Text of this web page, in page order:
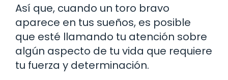
Así que, cuando un toro bravo
aparece en tus sueños, es posible
que esté llamando tu atención sobre
algún aspecto de tu vida que requiere
tu fuerza y determinación.